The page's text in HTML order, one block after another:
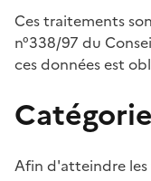
Ces traitements
n°338/97 du
ces données est
Afin d'atteindre les